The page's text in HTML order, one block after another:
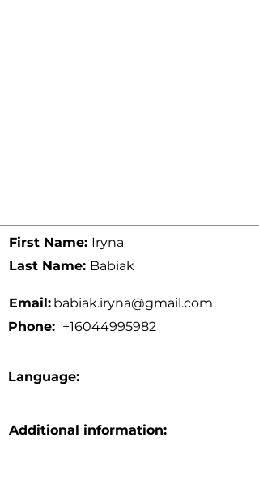
First Name: Iryna
Last Name: Babiak
Email: babiak.iryna@gmail.com
Phone: +16044995982
Language:
Additional information: